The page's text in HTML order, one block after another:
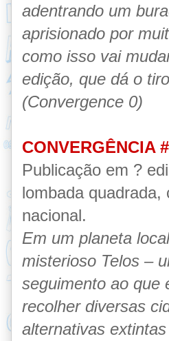
adentrando um
aprisionado por
como isso vai
edição, que dá o
(Convergence 0)
CONVERGÊNCIA
Publicação em ?
lombada
nacional.
Em um planeta
misterioso Telos –
seguimento ao que
recolher diversas
alternativas